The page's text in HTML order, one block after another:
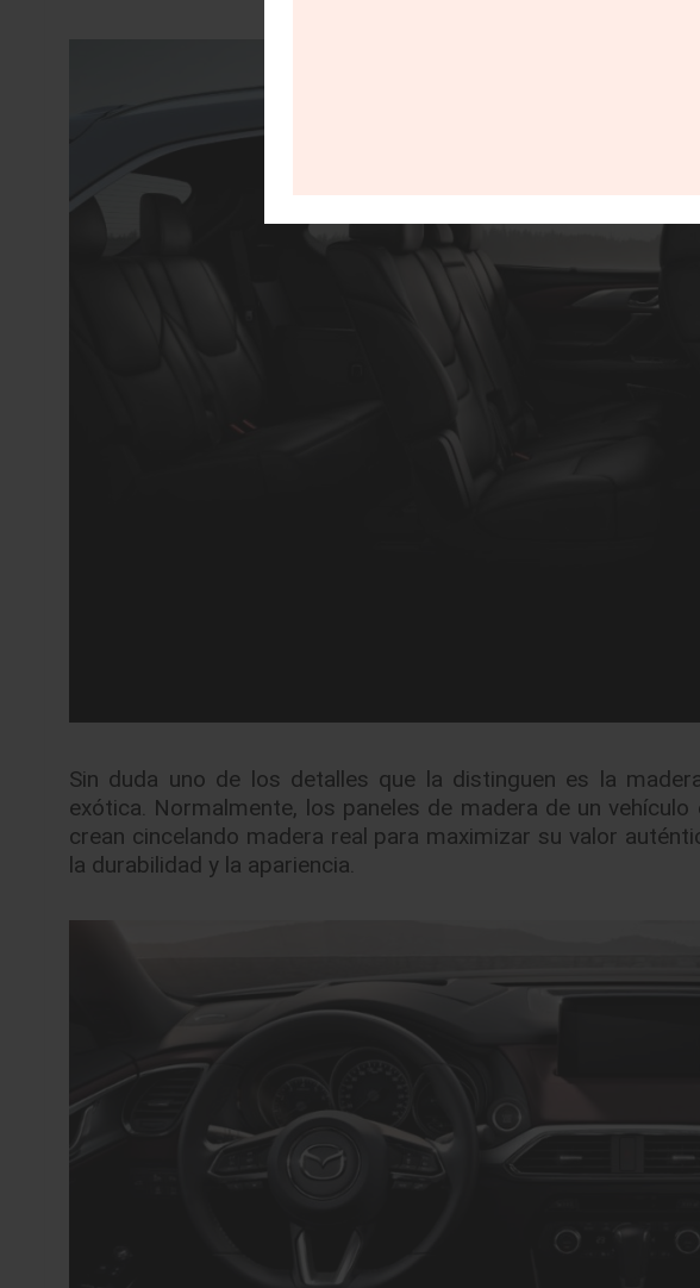
Sin duda uno de los detalles que la distinguen es la
exótica. Normalmente, los paneles de madera de un
crean cincelando madera real para maximizar su valor
la durabilidad y la apariencia.